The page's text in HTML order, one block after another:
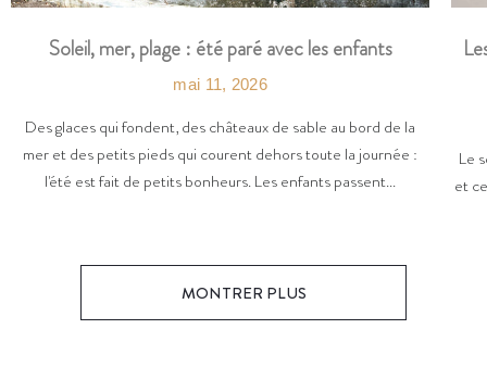
Soleil, mer, plage : été paré avec les enfants
mai 11, 2026
Des glaces qui fondent, des châteaux de sable au bord de la
mer et des petits pieds qui courent dehors toute la journée :
l'été est fait de petits bonheurs. Les enfants passent...
Le
et
MONTRER PLUS